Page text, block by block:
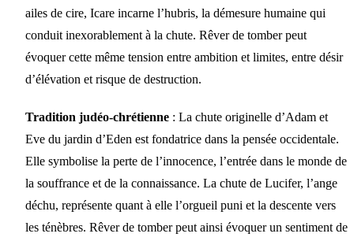
ailes de cire, Icare incarne l’hubris, la démesure humaine qui
conduit inexorablement à la chute. Rêver de tomber peut
évoquer cette même tension entre ambition et limites, entre désir
d’élévation et risque de destruction.
Tradition judéo-chrétienne : La chute originelle d’Adam et
Eve du jardin d’Eden est fondatrice dans la pensée occidentale.
Elle symbolise la perte de l’innocence, l’entrée dans le monde de
la souffrance et de la connaissance. La chute de Lucifer, l’ange
déchu, représente quant à elle l’orgueil puni et la descente vers
les ténèbres. Rêver de tomber peut ainsi évoquer un sentiment de